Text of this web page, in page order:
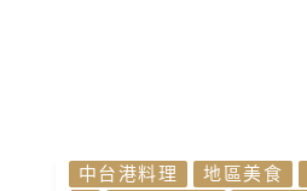
中台港料理 地區美食